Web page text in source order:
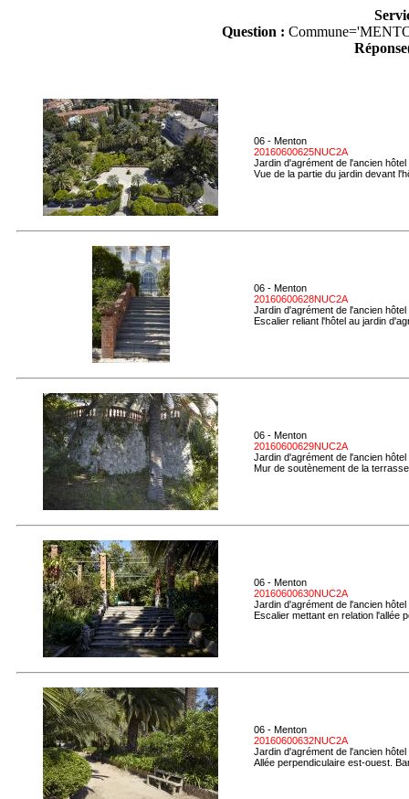
Question :
06 - Menton
20160600625NUC2A
Jardin d'agrément de l'ancien
Vue de la partie du jardin devant
06 - Menton
20160600628NUC2A
Jardin d'agrément de l'ancien
Escalier reliant l'hôtel au jardin
06 - Menton
20160600629NUC2A
Jardin d'agrément de l'ancien
Mur de soutènement de la
06 - Menton
20160600630NUC2A
Jardin d'agrément de l'ancien
Escalier mettant en relation l'allée
06 - Menton
20160600632NUC2A
Jardin d'agrément de l'ancien
Allée perpendiculaire est-ouest.